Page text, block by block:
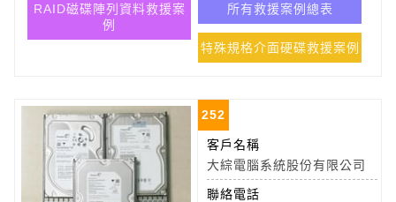
RAID磁碟陣列資料救援案
例
所有救援案例總表
特殊規格介面硬碟救援案例
252
客戶名稱
大綜電腦系統股份有限公司
聯絡電話